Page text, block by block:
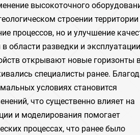
высокоточного
строении территории
процессов, но и улучшение
области разведки и эксплуатации
открывают новые горизонты
специалисты ранее.
условиях становится
что существенно влияет на
и моделирования помогает
процессах, что ранее было